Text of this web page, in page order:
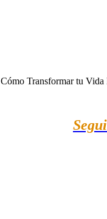
Transformar tu Vida